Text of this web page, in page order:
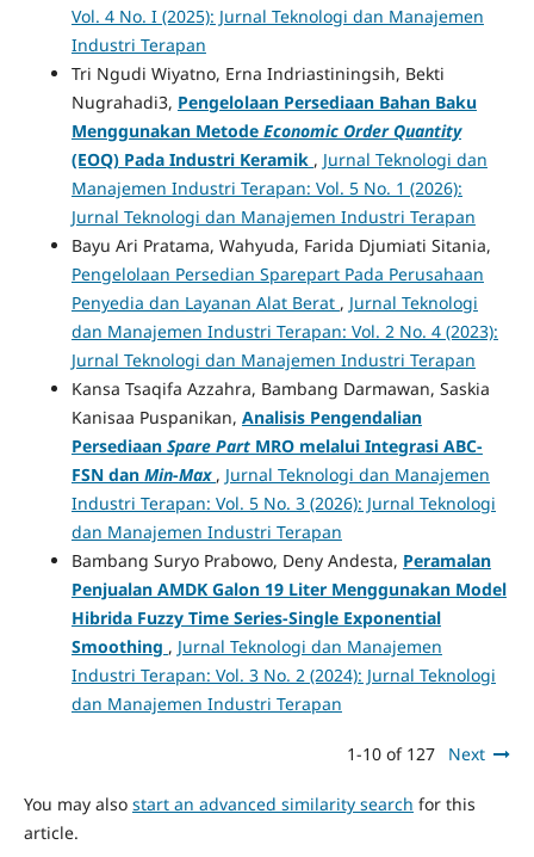
Vol. 4 No. I (2025): Jurnal Teknologi dan Manajemen
Industri Terapan
Tri Ngudi Wiyatno, Erna Indriastiningsih, Bekti
Nugrahadi3, Pengelolaan Persediaan Bahan Baku
Menggunakan Metode Economic Order Quantity
(EOQ) Pada Industri Keramik , Jurnal Teknologi dan
Manajemen Industri Terapan: Vol. 5 No. 1 (2026):
Jurnal Teknologi dan Manajemen Industri Terapan
Bayu Ari Pratama, Wahyuda, Farida Djumiati Sitania,
Pengelolaan Persedian Sparepart Pada Perusahaan
Penyedia dan Layanan Alat Berat , Jurnal Teknologi
dan Manajemen Industri Terapan: Vol. 2 No. 4 (2023):
Jurnal Teknologi dan Manajemen Industri Terapan
Kansa Tsaqifa Azzahra, Bambang Darmawan, Saskia
Kanisaa Puspanikan, Analisis Pengendalian
Persediaan Spare PartMRO melalui Integrasi ABC-
FSN dan Min-Max , Jurnal Teknologi dan Manajemen
Industri Terapan: Vol. 5 No. 3 (2026): Jurnal Teknologi
dan Manajemen Industri Terapan
Bambang Suryo Prabowo, Deny Andesta, Peramalan
Penjualan AMDK Galon 19 Liter Menggunakan Model
Hibrida Fuzzy Time Series-Single Exponential
Smoothing , Jurnal Teknologi dan Manajemen
Industri Terapan: Vol. 3 No. 2 (2024): Jurnal Teknologi
dan Manajemen Industri Terapan
1-10 of 127 Next
You may also start an advanced similarity search for this
article.